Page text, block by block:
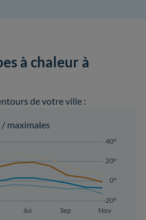
à chaleur à
de votre ville :
maximales
-20°
0°
20°
40°
Jui Sep Nov